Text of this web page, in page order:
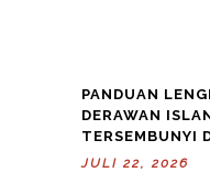
PANDUAN
DERAWAN
TERSEMBUNYI
JULI 22, 2026